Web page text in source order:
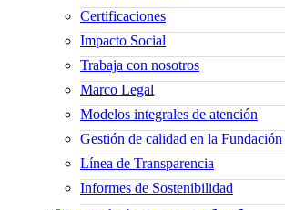
Certificaciones
Impacto Social
Trabaja con nosotros
Marco Legal
Modelos integrales de atención
Gestión de calidad en la
Línea de Transparencia
Informes de Sostenibilidad